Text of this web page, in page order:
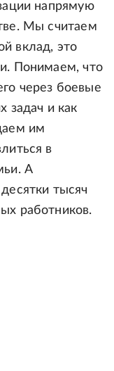
напрямую
Мы считаем
вклад, это
Понимаем, что
через боевые
задач и как
им
в
А
тысяч
работников.